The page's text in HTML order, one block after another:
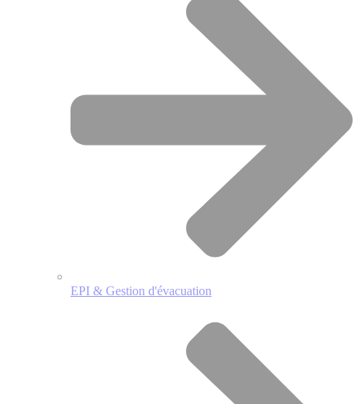
EPI & Gestion d'évacuation